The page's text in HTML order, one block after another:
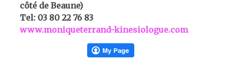
côté de Beaune)
Tel: 03 80 22 76 83
www.moniqueterrand-kinesiologue.com